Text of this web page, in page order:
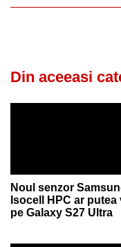
Din aceeasi
Noul senzor
Isocell HPC ar putea
pe Galaxy S27 Ultra